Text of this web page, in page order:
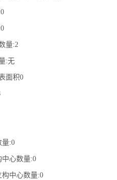
量:2
:无
面积0
量:0
中心数量:0
构中心数量:0